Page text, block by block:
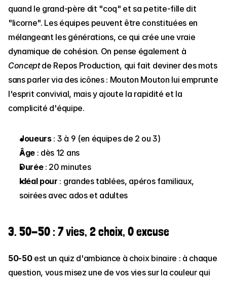
quand le grand-père dit "coq" et sa petite-fille dit
"licorne". Les équipes peuvent être constituées en
mélangeant les générations, ce qui crée une vraie
Concept de Repos Production, qui fait deviner des mots
sans parler via des icônes : Mouton Mouton lui emprunte
l'esprit convivial, mais y ajoute la rapidité et la
complicité d'équipe.
Joueurs : 3 à 9 (en équipes de 2 ou 3)
Âge : dès 12 ans
Durée : 20 minutes
Idéal pour : grandes tablées, apéros familiaux,
soirées avec ados et adultes
3. 50-50 : 7 vies, 2 choix, 0 excuse
50-50 est un quiz d'ambiance à choix binaire : à chaque
question, vous misez une de vos vies sur la couleur qui